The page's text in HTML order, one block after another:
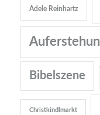
Adele Reinhartz
Bibelszene
Christkindlmarkt